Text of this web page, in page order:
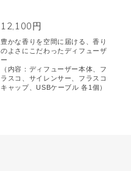
12,100円
豊かな香りを空間に届ける、香り
のよさにこだわったディフューザ
ー
（内容：ディフューザー本体、フ
ラスコ、サイレンサー、フラスコ
キャップ、USBケーブル 各1個）